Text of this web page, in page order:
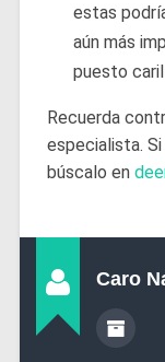
estas
aún más
puesto
Recuerda
especialista.
búscalo en
Caro